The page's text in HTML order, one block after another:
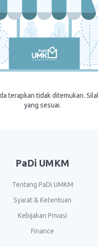
terapkan tidak ditemukan.
yang sesuai.
PaDi UMKM
Tentang PaDi UMKM
Syarat & Ketentuan
Kebijakan Privasi
Finance